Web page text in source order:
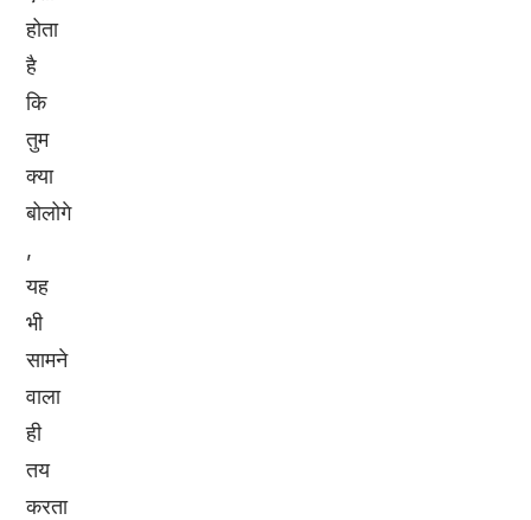
होता
है
कि
तुम
क्या
बोलोगे
,
यह
भी
सामने
वाला
ही
तय
करता